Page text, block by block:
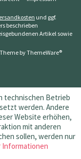
und ggf.
beschrieben
Artikel sowie
byThemeWare®
technischen Betrieb
werden. Andere
Website erhöhen,
mit anderen
sollen, werden nur
Informationen